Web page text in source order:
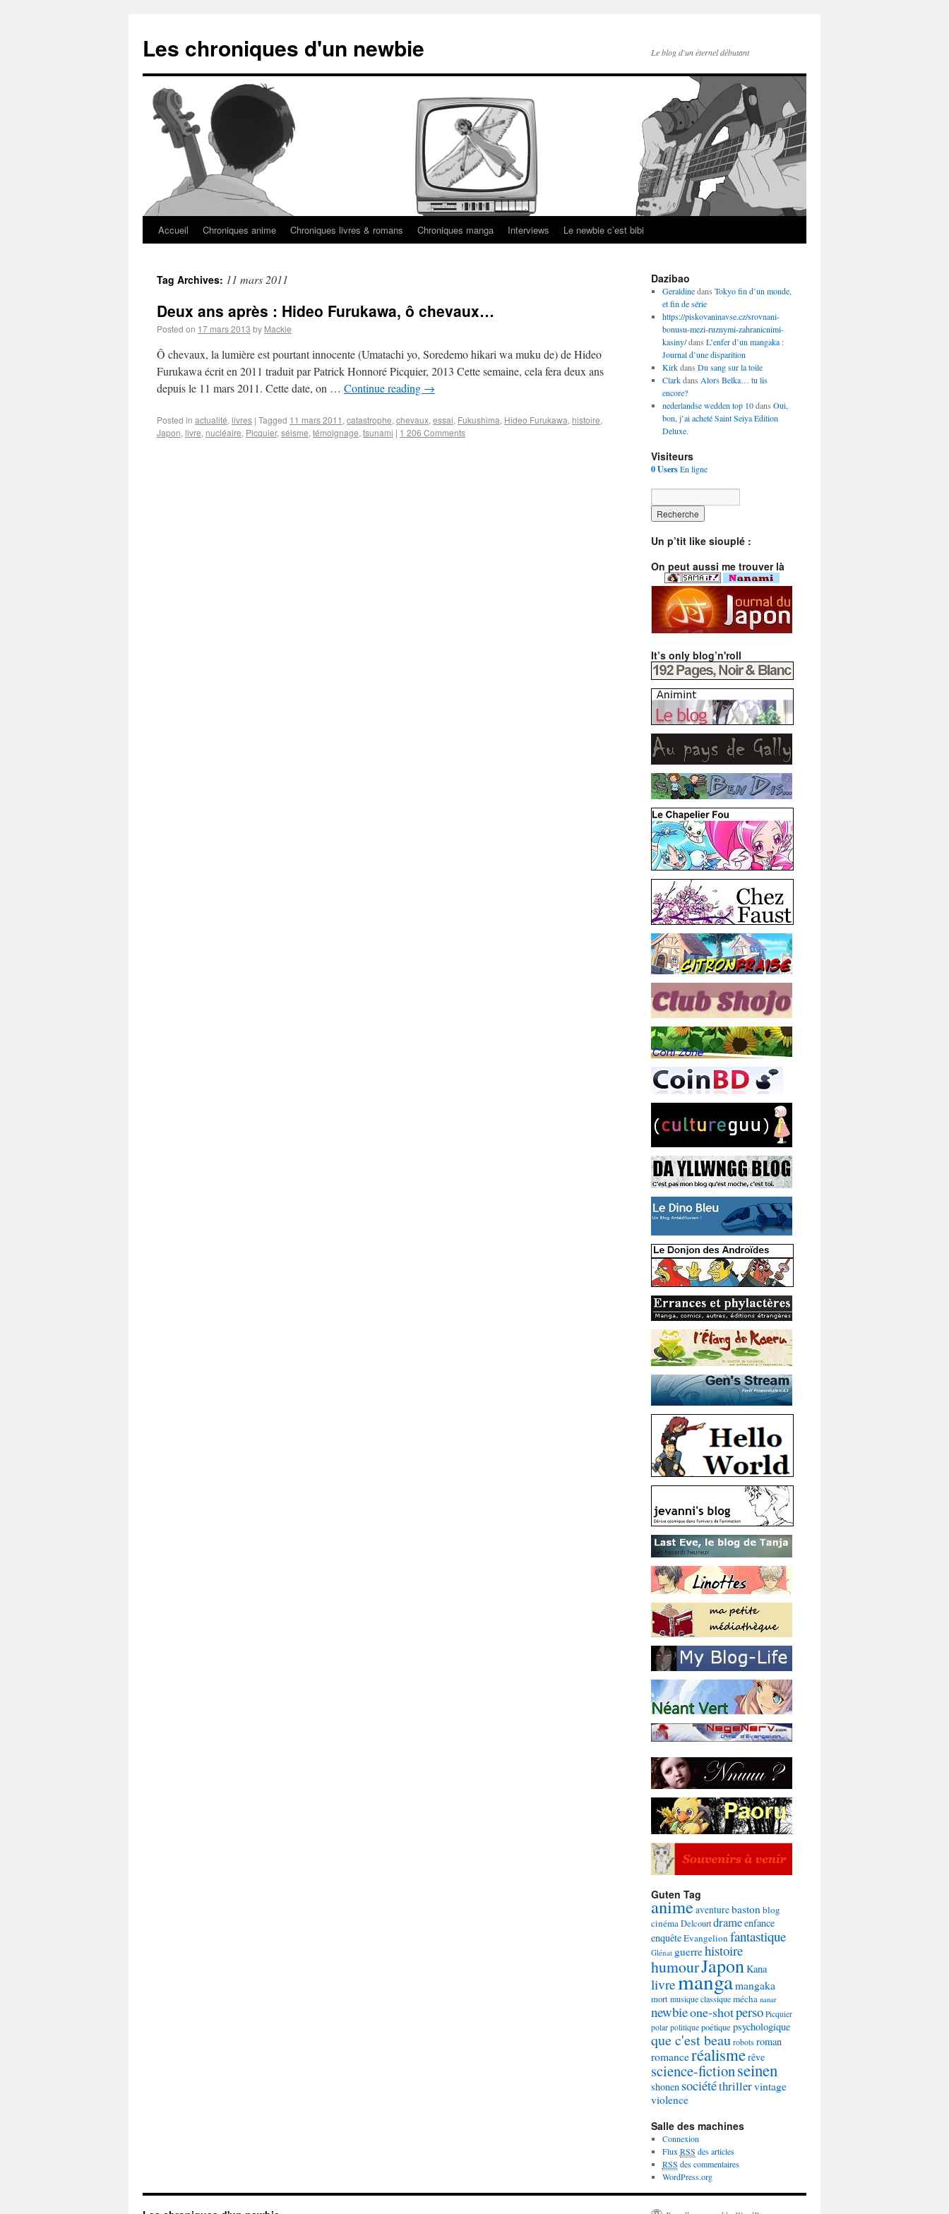
Les chroniques d'un newbie Le blog d'un éternel débutant
Accueil Chroniques anime Chroniques livres & romans Chroniques manga Interviews Le newbie c’est bibi
Tag Archives: 11 mars 2011
Deux ans après : Hideo Furukawa, ô chevaux…
Posted on 17 mars 2013 by Mackie
Ô chevaux, la lumière est pourtant innocente (Umatachi yo, Soredemo hikari wa muku de) de Hideo
Furukawa écrit en 2011 traduit par Patrick Honnoré Picquier, 2013 Cette semaine, cela fera deux ans
depuis le 11 mars 2011. Cette date, on … Continue reading →
Posted in actualité, livres | Tagged 11 mars 2011 , catastrophe, chevaux, essai, Fukushima, Hideo Furukawa, histoire,
Japon, livre, nucléaire, Picquier, séisme, témoignage, tsunami | 1 206 Comments
Dazibao
Geraldinedans Tokyo fin d’un monde,
et fin de série
https://piskovaninavse.cz/srovnani-
bonusu-mezi-ruznymi-zahranicnimi-
kasiny/dans L’enfer d’un mangaka :
Journal d’une disparition
Kirkdans Du sang sur la toile
Clarkdans Alors Belka… tu lis
encore?
nederlandse wedden top 10dans Oui,
bon, j’ai acheté Saint Seiya Edition
Deluxe.
Visiteurs
0 UsersEn ligne
Un p’tit like siouplé :
On peut aussi me trouver là
It’s only blog’n'roll
Guten Tag
animeaventurebaston blog
cinémaDelcourtdrameenfance
enquêteEvangelion fantastique
Glénat guerrehistoire
humourJapon Kana
livremangamangaka
mortmusique classiquemécha nanar
newbieone-shotperso Picquier
polar politique poétique psychologique
que c'est beaurobotsroman
romanceréalismerêve
science-fictionseinen
shonen sociététhrillervintage
violence
Salle des machines
Connexion
Flux RSS des articles
RSS des commentaires
WordPress.org